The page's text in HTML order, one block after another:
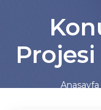
Anasayfa